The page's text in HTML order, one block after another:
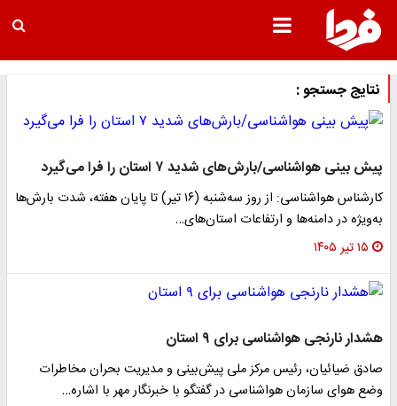
نتایج جستجو :
پیش بینی هواشناسی/بارش‌های شدید ۷ استان را فرا می‌گیرد
کارشناس هواشناسی: از روز سه‌شنبه (۱۶ تیر) تا پایان هفته، شدت بارش‌ها
به‌ویژه در دامنه‌ها و ارتفاعات استان‌های…
۱۵ تیر ۱۴۰۵
هشدار نارنجی هواشناسی برای ۹ استان
صادق ضیائیان، رئیس مرکز ملی پیش‌بینی و مدیریت بحران مخاطرات
وضع هوای سازمان هواشناسی در گفتگو با خبرنگار مهر با اشاره…